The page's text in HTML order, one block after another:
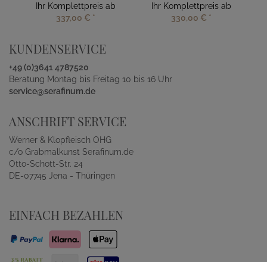
Ihr Komplettpreis ab
337,00 € *
Ihr Komplettpreis ab
330,00 € *
KUNDENSERVICE
+49 (0)3641 4787520
Beratung Montag bis Freitag 10 bis 16 Uhr
service@serafinum.de
ANSCHRIFT SERVICE
Werner & Klopfleisch OHG
c/o Grabmalkunst Serafinum.de
Otto-Schott-Str. 24
DE-07745 Jena - Thüringen
EINFACH BEZAHLEN